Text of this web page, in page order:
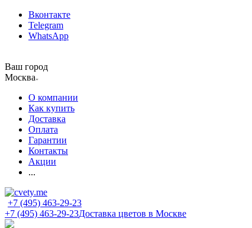
Вконтакте
Telegram
WhatsApp
Ваш город
Москва
О компании
Как купить
Доставка
Оплата
Гарантии
Контакты
Акции
...
+7 (495) 463-29-23
+7 (495) 463-29-23Доставка цветов в Москве